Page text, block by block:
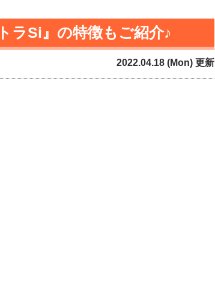
ラSi』の特徴もご紹介♪
2022.04.18 (Mon) 更新